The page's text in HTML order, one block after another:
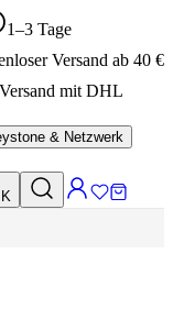
1–3 Tage
Versand ab 40 €
mit DHL
& Netzwerk